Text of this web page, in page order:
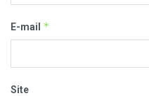
E-mail *
Site